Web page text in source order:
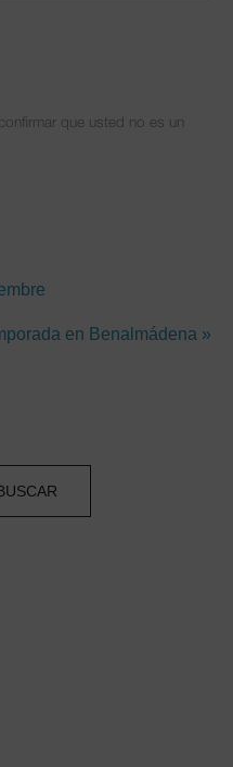
que usted no es un
en Benalmádena »